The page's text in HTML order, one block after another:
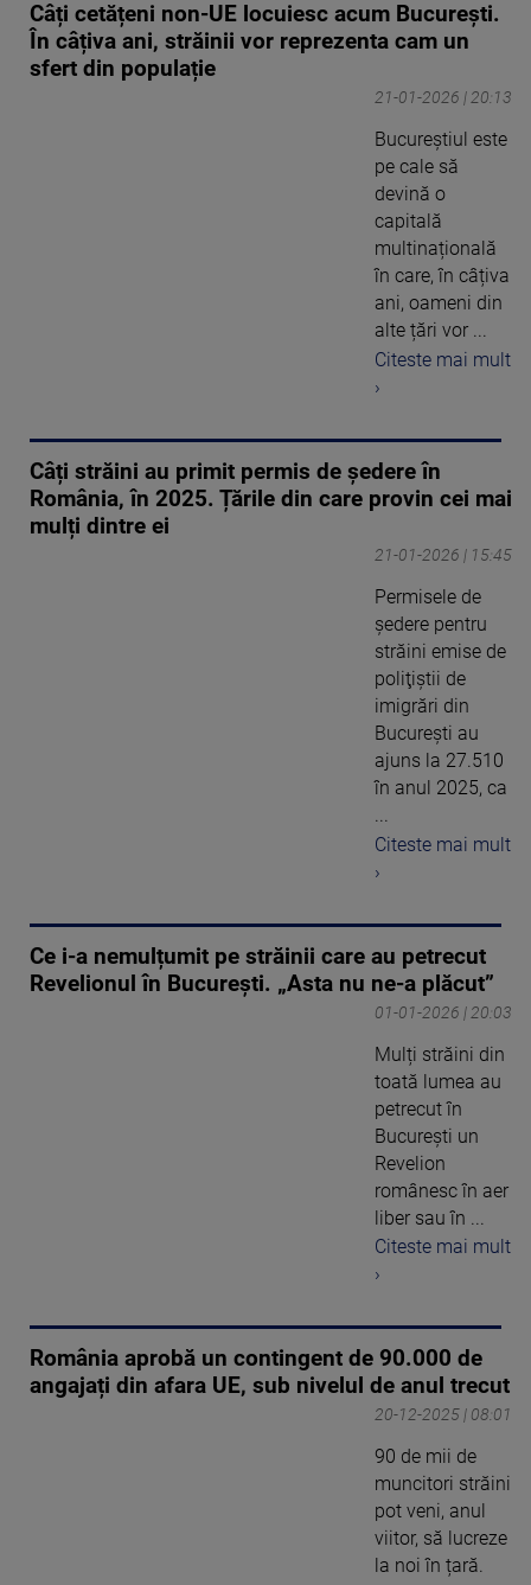
Câți cetățeni non-UE locuiesc acum București.
În câțiva ani, străinii vor reprezenta cam un
sfert din populație
21-01-2026 | 20:13
Bucureștiul este
pe cale să
devină o
capitală
multinațională
în care, în câțiva
ani, oameni din
alte țări vor ...
Citeste mai mult
›
Câți străini au primit permis de ședere în
România, în 2025. Țările din care provin cei mai
mulți dintre ei
21-01-2026 | 15:45
Permisele de
ședere pentru
străini emise de
poliţiştii de
imigrări din
Bucureşti au
ajuns la 27.510
în anul 2025, ca
...
Citeste mai mult
›
Ce i-a nemulțumit pe străinii care au petrecut
Revelionul în București. „Asta nu ne-a plăcut”
01-01-2026 | 20:03
Mulți străini din
toată lumea au
petrecut în
București un
Revelion
românesc în aer
liber sau în ...
Citeste mai mult
›
România aprobă un contingent de 90.000 de
angajați din afara UE, sub nivelul de anul trecut
20-12-2025 | 08:01
90 de mii de
muncitori străini
pot veni, anul
viitor, să lucreze
la noi în țară.